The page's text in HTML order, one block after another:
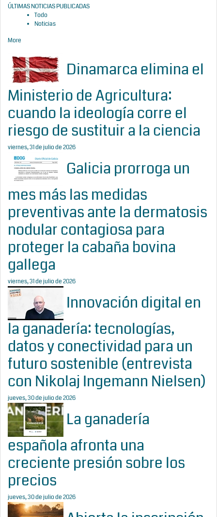
ÚLTIMAS NOTICIAS PUBLICADAS
Todo
Noticias
More
Dinamarca elimina el
Ministerio de Agricultura:
cuando la ideología corre el
riesgo de sustituir a la ciencia
viernes, 31 de julio de 2026
Galicia prorroga un
mes más las medidas
preventivas ante la dermatosis
nodular contagiosa para
proteger la cabaña bovina
gallega
viernes, 31 de julio de 2026
Innovación digital en
la ganadería: tecnologías,
datos y conectividad para un
futuro sostenible (entrevista
con Nikolaj Ingemann Nielsen)
jueves, 30 de julio de 2026
La ganadería
española afronta una
creciente presión sobre los
precios
jueves, 30 de julio de 2026